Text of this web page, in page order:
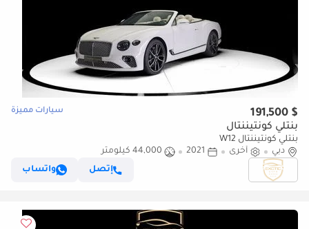
$ 191,500 سيارات مميزة
بنتلي كونتيننتال
بنتلي كونتيننتال W12
دبي
أخرى 2021
44,000 كيلومتر
إتصل
واتساب